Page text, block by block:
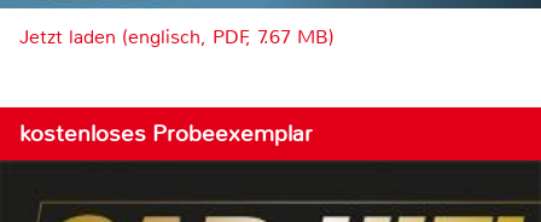
Jetzt laden (englisch, PDF, 7.67 MB)
kostenloses Probeexemplar